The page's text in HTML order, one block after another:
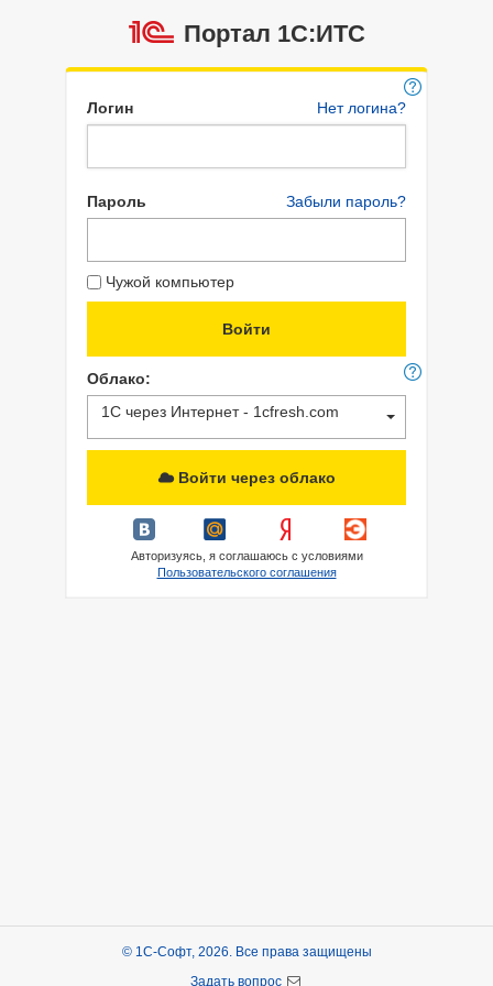
Портал 1C:ИТС
Логин Нет логина?
Пароль Забыли пароль?
Чужой компьютер
Облако:
1С через Интернет - 1cfresh.com
Войти через облако
Авторизуясь, я соглашаюсь с условиями
Пользовательского соглашения
© 1С-Софт, 2026. Все права защищены
Задать вопрос